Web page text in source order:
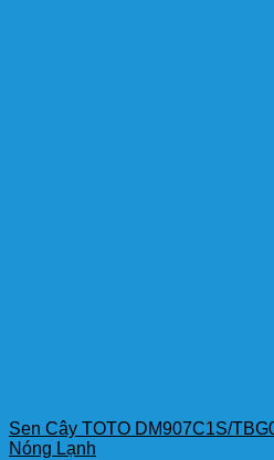
Sen Cây TOTO DM907C1S/
Nóng Lạnh